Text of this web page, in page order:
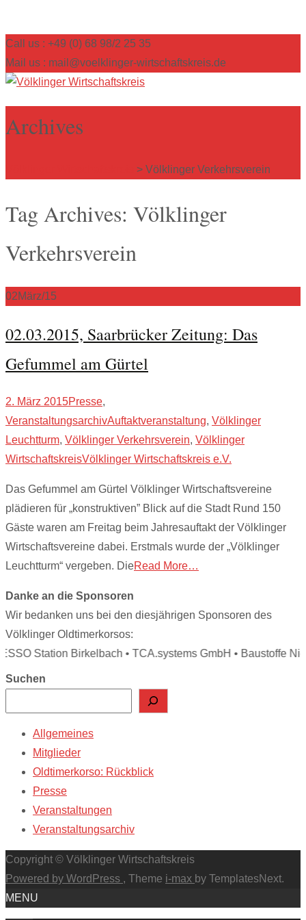
Call us : +49 (0) 68 98/2 25 35
Mail us : mail@voelklinger-wirtschaftskreis.de
Archives
> Völklinger Verkehrsverein
Tag Archives: Völklinger
Verkehrsverein
02März/15
02.03.2015, Saarbrücker Zeitung: Das
Gefummel am Gürtel
2. März 2015Presse,
VeranstaltungsarchivAuftaktveranstaltung, Völklinger
Leuchtturm, Völklinger Verkehrsverein, Völklinger
WirtschaftskreisVölklinger Wirtschaftskreis e.V.
Das Gefummel am Gürtel Völklinger Wirtschaftsvereine
plädieren für „konstruktiven” Blick auf die Stadt Rund 150
Gäste waren am Freitag beim Jahresauftakt der Völklinger
Wirtschaftsvereine dabei. Erstmals wurde der „Völklinger
Leuchtturm“ vergeben. DieRead More…
Danke an die Sponsoren
Wir bedanken uns bei den diesjährigen Sponsoren des
Völklinger Oldtimerkorsos:
Station Birkelbach • TCA.systems GmbH • Baustoffe
Suchen
Allgemeines
Mitglieder
Oldtimerkorso: Rückblick
Presse
Veranstaltungen
Veranstaltungsarchiv
Copyright © Völklinger Wirtschaftskreis
Powered by WordPress , Theme i-max by TemplatesNext.
MENU